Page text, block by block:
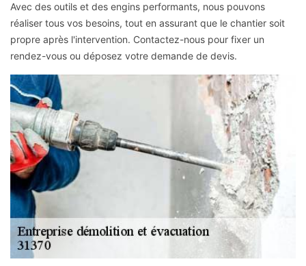
Avec des outils et des engins performants, nous pouvons
réaliser tous vos besoins, tout en assurant que le chantier soit
propre après l'intervention. Contactez-nous pour fixer un
rendez-vous ou déposez votre demande de devis.